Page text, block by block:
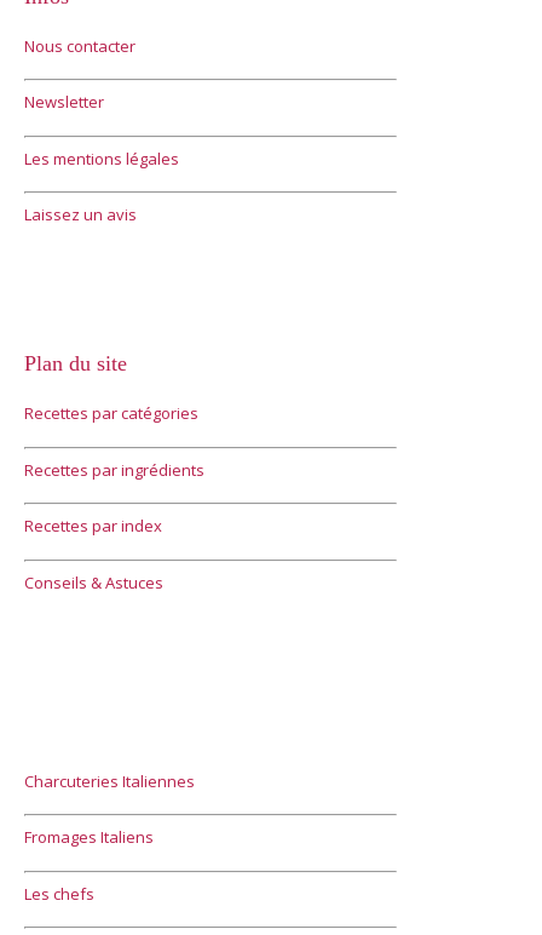
Nous contacter
Newsletter
Les mentions légales
Laissez un avis
Plan du site
Recettes par catégories
Recettes par ingrédients
Recettes par index
Conseils & Astuces
Charcuteries Italiennes
Fromages Italiens
Les chefs